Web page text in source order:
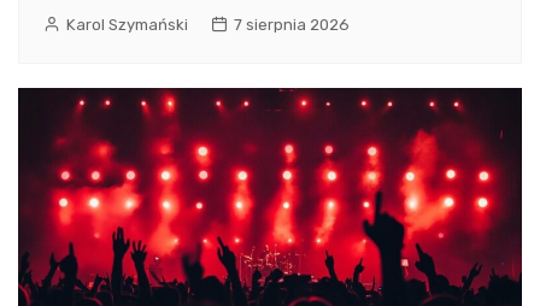
Karol Szymański 7 sierpnia 2026